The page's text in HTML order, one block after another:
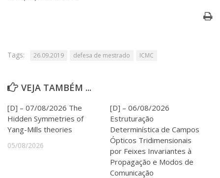
Outros serviços
Assessorias e Mídias
Jornal da USP
Agenda de Eventos
Defesa de Teses
Tags: 26.09.2019 defesa de mestrado ICMC
VEJA TAMBÉM ...
[D] – 07/08/2026 The
Hidden Symmetries of
Yang-Mills theories
05/08/2026
[D] – 06/08/2026
Estruturação
Determinística de Campos
Ópticos Tridimensionais
por Feixes Invariantes à
Propagação e Modos de
Comunicação